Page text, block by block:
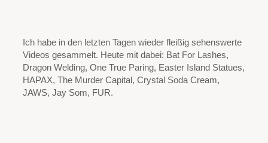
Ich habe in den letzten Tagen wieder fleißig sehenswerte
Videos gesammelt. Heute mit dabei: Bat For Lashes,
Dragon Welding, One True Paring, Easter Island Statues,
HAPAX, The Murder Capital, Crystal Soda Cream,
JAWS, Jay Som, FUR.